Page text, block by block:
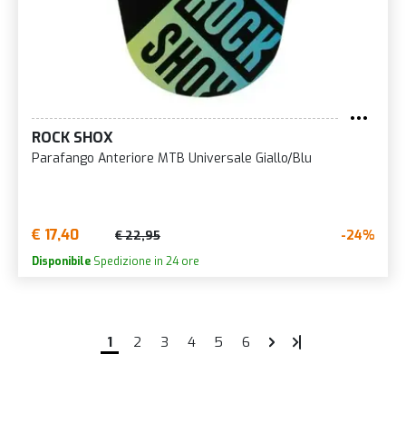
ROCK SHOX
Parafango Anteriore MTB Universale Giallo/Blu
€ 17,40 € 22,95 -24%
Disponibile Spedizione in 24 ore
1 2 3 4 5 6